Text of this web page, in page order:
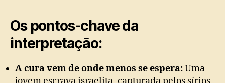
Os pontos-chave da
interpretação:
A cura vem de onde menos se espera:Uma